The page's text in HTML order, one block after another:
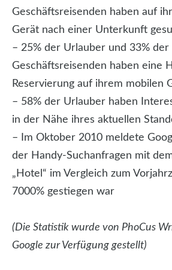
Geschäftsreisenden haben auf
Gerät nach einer Unterkunft
– 25% der Urlauber und 33% der
Geschäftsreisenden haben eine
Reservierung auf ihrem mobilen
– 58% der Urlauber haben
in der Nähe ihres aktuellen
– Im Oktober 2010 meldete
der Handy-Suchanfragen mit
„Hotel“ im Vergleich zum
7000% gestiegen war
(Die Statistik wurde von PhoCus
Google zur Verfügung gestellt)